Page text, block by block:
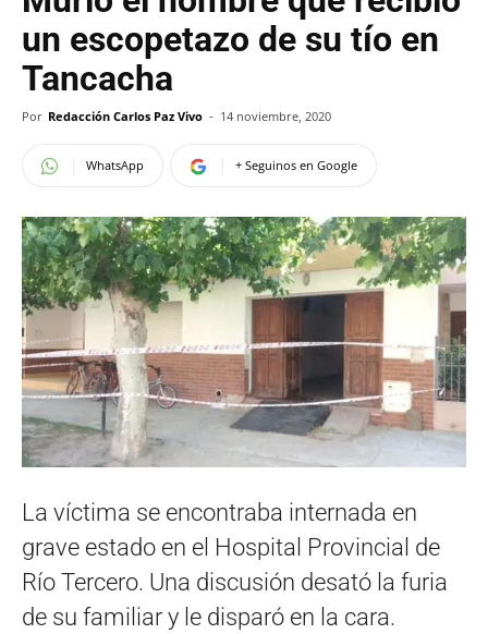
un escopetazo de su tío en
Tancacha
Por Redacción Carlos Paz Vivo - 14 noviembre, 2020
WhatsApp + Seguinos en Google
La víctima se encontraba internada en
grave estado en el Hospital Provincial de
Río Tercero. Una discusión desató la furia
de su familiar y le disparó en la cara.